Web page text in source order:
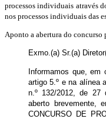
processos individuais através
nos processos individuais das
Aponto a abertura do concurso
Exmo.(a) Sr.(a)
Informamos que, em
artigo 5.º e na alínea
n.º 132/2012, de 27
aberto brevemente,
CONCURSO DE